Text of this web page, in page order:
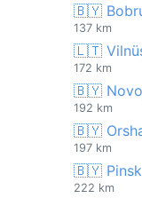
🇧🇾
137 km
🇱🇹
172 km
🇧🇾
192 km
🇧🇾
197 km
🇧🇾 Pinsk
222 km